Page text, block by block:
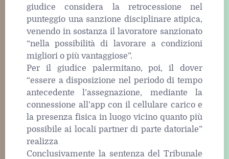
giudice considera la retrocessione nel
punteggio una sanzione disciplinare atipica,
venendo in sostanza il lavoratore sanzionato
“nella possibilità di lavorare a condizioni
migliori o più vantaggiose”.
Per il giudice palermitano, poi, il dover
“essere a disposizione nel periodo di tempo
antecedente l’assegnazione, mediante la
connessione all’app con il cellulare carico e
la presenza fisica in luogo vicino quanto più
possibile ai locali partner di parte datoriale”
realizza
Conclusivamente la sentenza del Tribunale